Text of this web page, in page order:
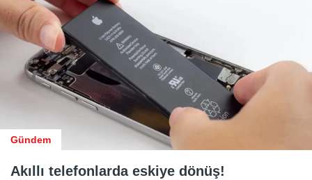
Gündem
Akıllı telefonlarda eskiye dönüş!